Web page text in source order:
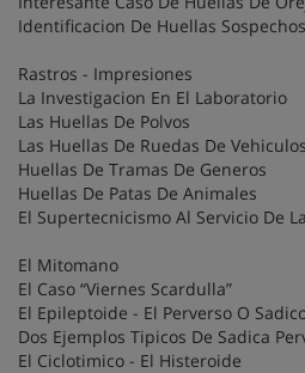
Identificacion De Huellas
Rastros - Impresiones
La Investigacion En El Laboratorio
Las Huellas De Polvos
Las Huellas De Ruedas De Vehiculos
Huellas De Tramas De Generos
Huellas De Patas De Animales
El Supertecnicismo Al Servicio De
El Mitomano
El Caso “Viernes Scardulla”
El Epileptoide - El Perverso O
Dos Ejemplos Tipicos De Sadica
El Ciclotimico - El Histeroide